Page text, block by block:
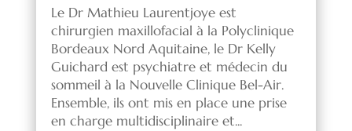
Le Dr Mathieu Laurentjoye est
chirurgien maxillofacial à la Polyclinique
Bordeaux Nord Aquitaine, le Dr Kelly
Guichard est psychiatre et médecin du
sommeil à la Nouvelle Clinique Bel-Air.
Ensemble, ils ont mis en place une prise
en charge multidisciplinaire et...